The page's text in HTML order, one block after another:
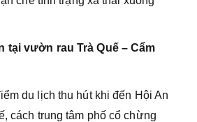
tại vườn rau Trà Quế – Cẩm
du lịch thu hút khi đến Hội An
cách trung tâm phố cổ chừng